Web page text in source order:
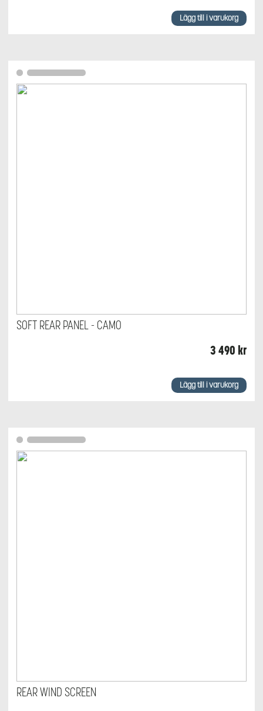
Lägg till i varukorg
SOFT REAR PANEL - CAMO
3 490 kr
Lägg till i varukorg
REAR WIND SCREEN